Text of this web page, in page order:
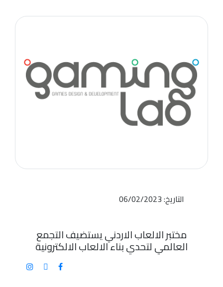
التاريخ: 06/02/2023
مختبر الالعاب الاردني يستضيف التجمع
العالمي لتحدي بناء الالعاب الالكترونية